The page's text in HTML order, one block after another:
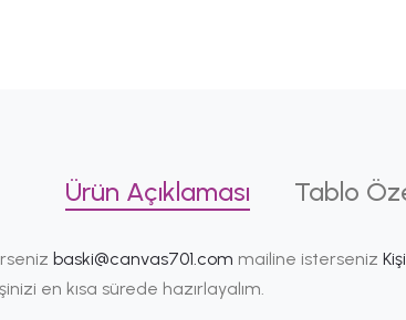
Ürün Açıklaması Tablo
baski@canvas701.com mailine isterseniz
en kısa sürede hazırlayalım.